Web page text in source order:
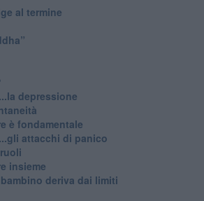
al termine
depressione
è fondamentale
attacchi di panico
insieme
deriva dai limiti